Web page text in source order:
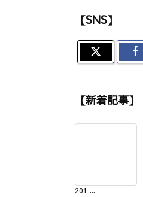
【SNS】
【新着記事】
201 ...